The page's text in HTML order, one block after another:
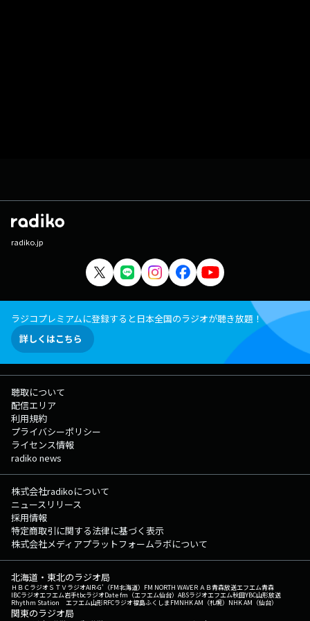
radiko.jp
ラジコプレミアムに登録すると日本全国のラジオが聴き放題！
詳しくはこちら
聴取について
配信エリア
利用規約
プライバシーポリシー
ライセンス情報
radiko news
株式会社radikoについて
ニュースリリース
採用情報
特定商取引に関する法律に基づく表示
株式会社メディアプラットフォームラボについて
北海道・東北のラジオ局
ＨＢＣラジオＳＴＶラジオAIR-G'（FM北海道） FM NORTH WAVEＲＡＢ青森放送エフエム青森
IBCラジオエフエム岩手tbcラジオDate fm（エフエム仙台） ABSラジオエフエム秋田YBC山形放送
Rhythm Station エフエム山形RFCラジオ福島ふくしまFMNHK AM（札幌） NHK AM（仙台）
関東のラジオ局